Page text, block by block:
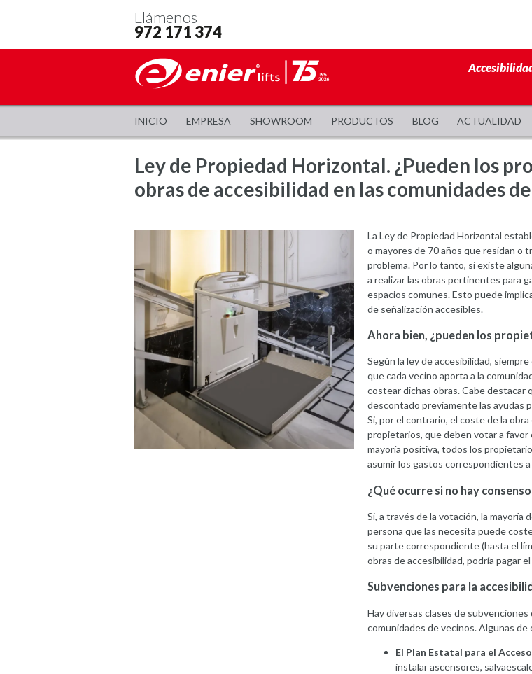
Llámenos
972 171 374
INICIO EMPRESA SHOWROOM PRODUCTOS BLOG ACTUALIDAD
Ley de Propiedad Horizontal. ¿Pueden los
obras de accesibilidad en las comunidades
La Ley de Propiedad Horizontal
o mayores de 70 años que residan o
problema. Por lo tanto, si existe
a realizar las obras pertinentes para
espacios comunes. Esto puede
de señalización accesibles.
Ahora bien, ¿pueden los
Según la ley de accesibilidad,
que cada vecino aporta a la
costear dichas obras. Cabe destacar
descontado previamente las ayudas
Si, por el contrario, el coste de la
propietarios, que deben votar a favor
mayoría positiva, todos los
asumir los gastos correspondientes a
¿Qué ocurre si no hay
Si, a través de la votación, la mayoría
persona que las necesita puede
su parte correspondiente (hasta el
obras de accesibilidad, podría pagar
Subvenciones para la
Hay diversas clases de
comunidades de vecinos. Algunas de
El Plan Estatal para el
instalar ascensores,